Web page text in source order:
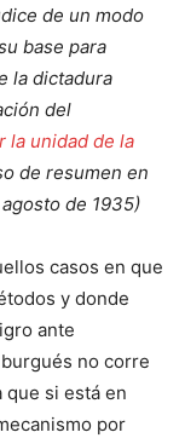
de un modo
base para
la dictadura
del
la unidad de la
de resumen en
de 1935)
casos en que
y donde
ante
no corre
si está en
por